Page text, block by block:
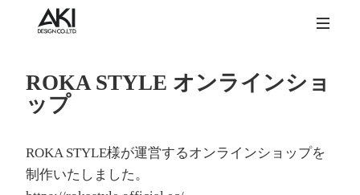
ROKA STYLE オンラインショ
ップ
ROKA STYLE様が運営するオンラインショップを
制作いたしました。